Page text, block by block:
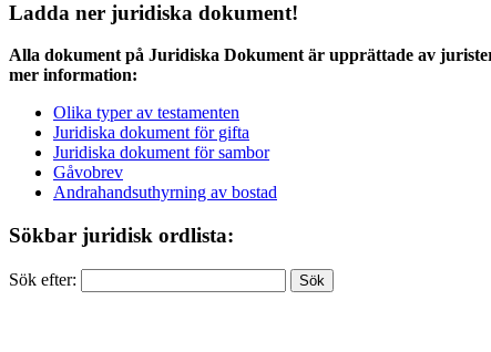
Ladda ner juridiska dokument!
Alla dokument på Juridiska Dokument är upprättade av
mer information:
Olika typer av testamenten
Juridiska dokument för gifta
Juridiska dokument för sambor
Gåvobrev
Andrahandsuthyrning av bostad
Sökbar juridisk ordlista:
Sök efter: